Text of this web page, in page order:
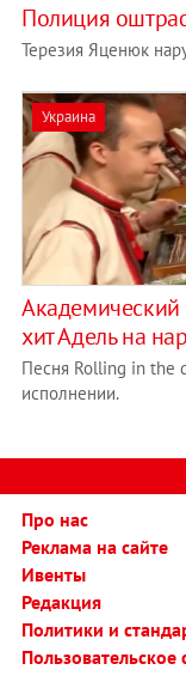
Полиция
Терезия Яценюк
Украина
Академический
хит Адель на
Песня Rolling in the
исполнении.
Про нас
Реклама на сайте
Ивенты
Редакция
Политики и
Пользовательское